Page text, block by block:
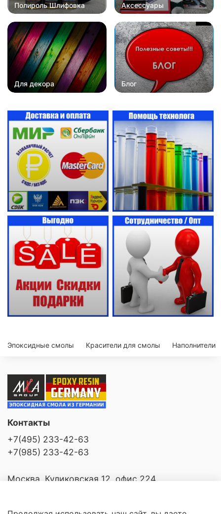
Полироль Шлифовка Аксессуары
Для декора Блог
Эпоксидные смолы Красители для смолы Наполнители
Контакты
+7(495) 233-42-63
+7(985) 233-42-63
Москва, Куликовская 12, офис 224